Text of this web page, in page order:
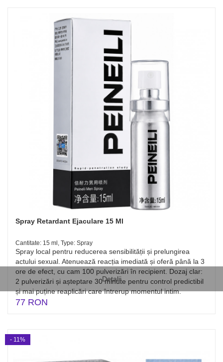
Detalii
Spray Retardant Ejaculare 15 Ml
Cantitate: 15 ml, Type: Spray
Spray local pentru reducerea sensibilității și prelungirea
actului sexual. Atenuează reacția imediată și oferă până la 3
ore de efect, cu cam 100 pulverizări în recipient. Dozaj clar:
2 pulverizări și așteptare 30 minute pentru control predictibil
și mai puține reaplicări care întrerup momentul intim.
77 RON
- 11%